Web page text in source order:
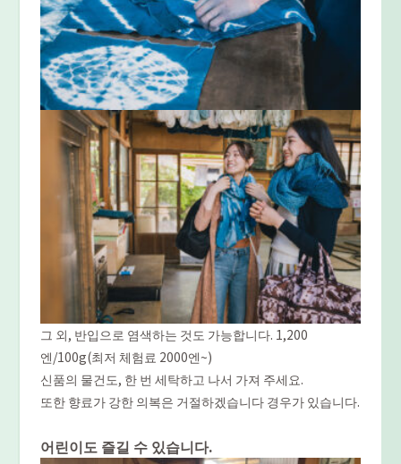
그 외, 반입으로 염색하는 것도 가능합니다. 1,200
엔/100g(최저 체험료 2000엔~)
신품의 물건도, 한 번 세탁하고 나서 가져 주세요.
또한 향료가 강한 의복은 거절하겠습니다 경우가 있습니다.
어린이도 즐길 수 있습니다.